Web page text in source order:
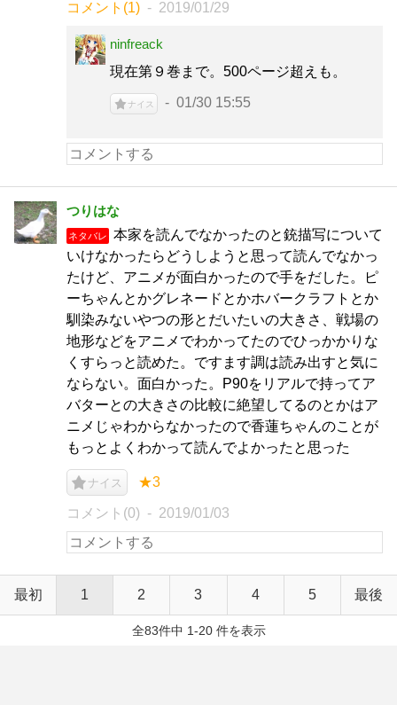
コメント(1) 2019/01/29
ninfreack
現在第９巻まで。500ページ超えも。
ナイス 01/30 15:55
つりはな
ネタバレ
本家を読んでなかったのと銃描写について
いけなかったらどうしようと思って読んでなかっ
たけど、アニメが面白かったので手をだした。ピ
ーちゃんとかグレネードとかホバークラフトとか
馴染みないやつの形とだいたいの大きさ、戦場の
地形などをアニメでわかってたのでひっかかりな
くすらっと読めた。ですます調は読み出すと気に
ならない。面白かった。P90をリアルで持ってア
バターとの大きさの比較に絶望してるのとかはア
ニメじゃわからなかったので香蓮ちゃんのことが
もっとよくわかって読んでよかったと思った
ナイス ★3
コメント(0) 2019/01/03
最初 1 2 3 4 5 最後
全83件中 1-20 件を表示